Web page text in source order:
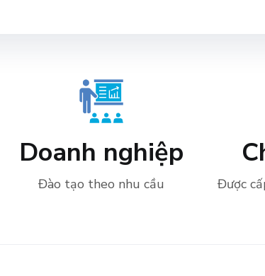
Doanh nghiệp
Đào tạo theo nhu cầu Được